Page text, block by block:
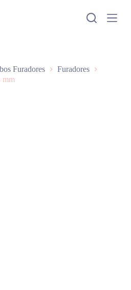
Furadores
Furadores
mm